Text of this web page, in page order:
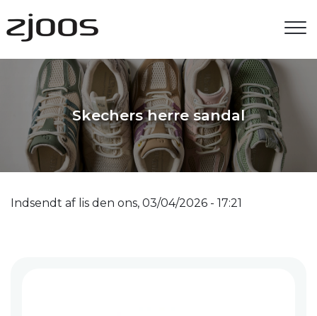
til
hovedindhold
Skechers herre sandal
Indsendt af lis den ons, 03/04/2026 - 17:21